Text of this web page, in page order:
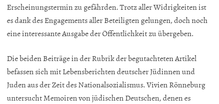
Erscheinungstermin zu gefährden. Trotz aller Widrigkeiten ist
es dank des Engagements aller Beteiligten gelungen, doch noch
eine interessante Ausgabe der Öffentlichkeit zu übergeben.
Die beiden Beiträge in der Rubrik der begutachteten Artikel
befassen sich mit Lebensberichten deutscher Jüdinnen und
Juden aus der Zeit des Nationalsozialismus. Vivien Rönneburg
untersucht Memoiren von jüdischen Deutschen, denen es